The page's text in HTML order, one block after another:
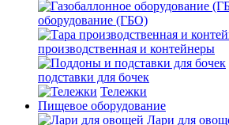
оборудование (ГБО)
производственная и контейнеры
подставки для бочек
Тележки
Пищевое оборудование
Лари для